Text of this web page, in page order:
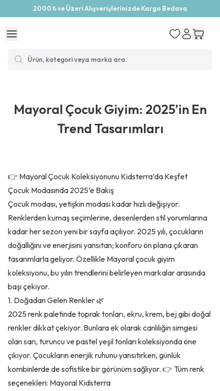
2000 ₺ ve Üzeri Alışverişlerinizde Kargo Bedava
Mayoral Çocuk Giyim: 2025’in En
Trend Tasarımları
👉 Mayoral Çocuk Koleksiyonunu Kidsterra’da Keşfet
Çocuk Modasında 2025’e Bakış
Çocuk modası, yetişkin modası kadar hızlı değişiyor.
Renklerden kumaş seçimlerine, desenlerden stil yorumlarına
kadar her sezon yeni bir sayfa açılıyor. 2025 yılı, çocukların
doğallığını ve enerjisini yansıtan; konforu ön plana çıkaran
tasarımlarla geliyor. Özellikle Mayoral çocuk giyim
koleksiyonu, bu yılın trendlerini belirleyen markalar arasında
başı çekiyor.
1. Doğadan Gelen Renkler 🌿
2025 renk paletinde toprak tonları, ekru, krem, bej gibi doğal
renkler dikkat çekiyor. Bunlara ek olarak canlılığın simgesi
olan sarı, turuncu ve pastel yeşil tonları koleksiyonda öne
çıkıyor. Çocukların enerjik ruhunu yansıtırken, günlük
kombinlerde de sofistike bir görünüm sağlıyor. 👉 Tüm renk
seçenekleri: Mayoral Kidsterra